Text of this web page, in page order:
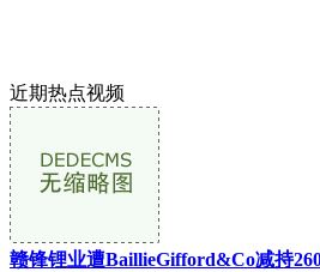
近期热点视频
赣锋锂业遭BaillieGifford&Co减持